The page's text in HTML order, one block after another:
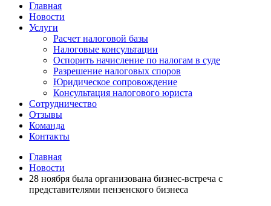
Главная
Новости
Услуги
Расчет налоговой базы
Налоговые консультации
Оспорить начисление по налогам в суде
Разрешение налоговых споров
Юридическое сопровождение
Консультация налогового юриста
Сотрудничество
Отзывы
Команда
Контакты
Главная
Новости
28 ноября была организована бизнес-встреча с
представителями пензенского бизнеса